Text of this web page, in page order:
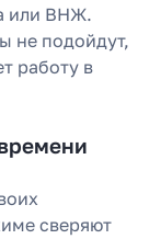
или ВНЖ.
не подойдут,
работу в
сверяют